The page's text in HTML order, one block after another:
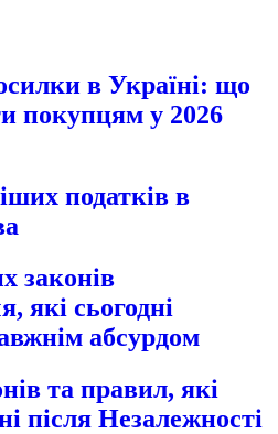
в Україні: що
покупцям у 2026
податків в
законів
які сьогодні
абсурдом
та правил, які
після Незалежності